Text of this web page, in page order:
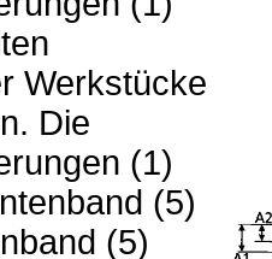
Werkstücke
Die
(1)
(5)
(5)